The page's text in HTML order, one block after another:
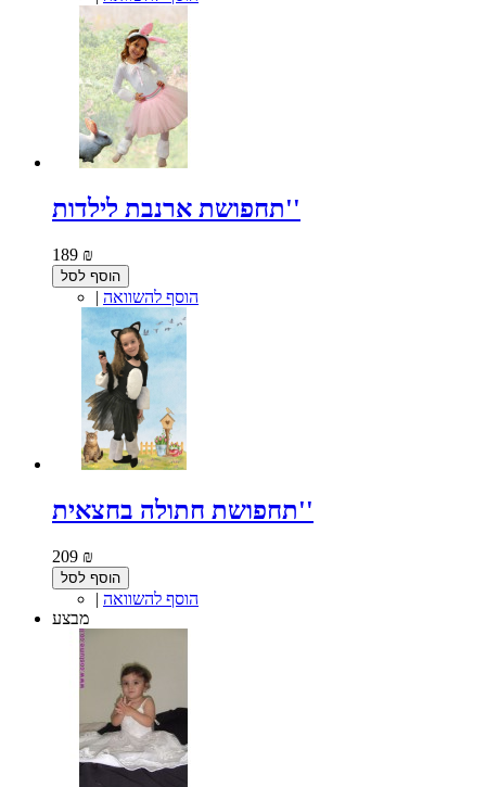
תחפושת ארנבת לילדות''
189 ₪
הוסף לסל
| הוסף להשוואה
תחפושת חתולה בחצאית''
209 ₪
הוסף לסל
| הוסף להשוואה
מבצע